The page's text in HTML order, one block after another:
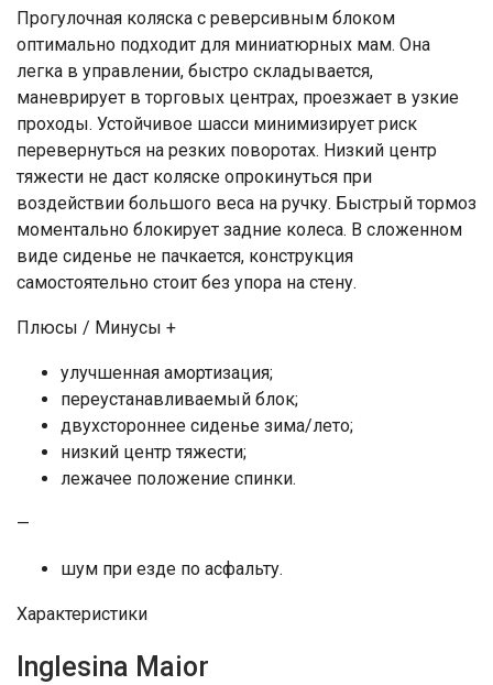
Прогулочная коляска с реверсивным блоком
оптимально подходит для миниатюрных мам. Она
легка в управлении, быстро складывается,
маневрирует в торговых центрах, проезжает в узкие
проходы. Устойчивое шасси минимизирует риск
перевернуться на резких поворотах. Низкий центр
тяжести не даст коляске опрокинуться при
воздействии большого веса на ручку. Быстрый тормоз
моментально блокирует задние колеса. В сложенном
виде сиденье не пачкается, конструкция
самостоятельно стоит без упора на стену.
Плюсы / Минусы +
улучшенная амортизация;
переустанавливаемый блок;
двухстороннее сиденье зима/лето;
низкий центр тяжести;
лежачее положение спинки.
—
шум при езде по асфальту.
Характеристики
Inglesina Maior